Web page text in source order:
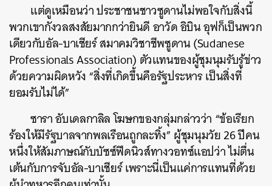
แต่ดูเหมือนว่า ประชาชนชาวซูดานไม่พอใจกับสิ่งนี้
พวกเขากังวลสงสัยมากกว่ายินดี อาวัด อิบิน อุฟก็เป็นพวก
เดียวกับอัล-บาเชียร์ สมาคมวิชาชีพซูดาน (Sudanese
Professionals Association) ตัวแทนของผู้ชุมนุมรับรู้ข่าว
ด้วยความผิดหวัง “สิ่งที่เกิดขึ้นคือรัฐประหาร เป็นสิ่งที่
ยอมรับไม่ได้”
ซารา อับเดลกาลิล โฆษกของกลุ่มกล่าวว่า “ข้อเรียก
ร้องให้มีรัฐบาลจากพลเรือนถูกละทิ้ง” ผู้ชุมนุมวัย 26 ปีคน
หนึ่งให้สัมภาษณ์กับบัซซ์ฟีดนิวส์ทางวอทซ์แอปว่า ไม่ตื่น
เต้นกับการจับอัล-บาเชียร์ เพราะนี่เป็นแค่การแทนที่ด้วย